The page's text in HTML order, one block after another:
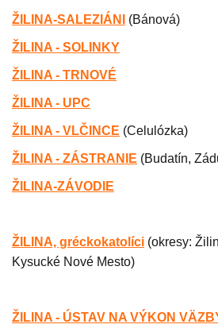
ŽILINA-SALEZIÁNI (Bánová)
ŽILINA - SOLINKY
ŽILINA - TRNOVÉ
ŽILINA - UPC
ŽILINA - VLČINCE (Celulózka)
ŽILINA - ZÁSTRANIE (Budatín,
ŽILINA-ZÁVODIE
ŽILINA, gréckokatolíci (okresy:
Kysucké Nové Mesto)
ŽILINA - ÚSTAV NA VÝKON VÄ